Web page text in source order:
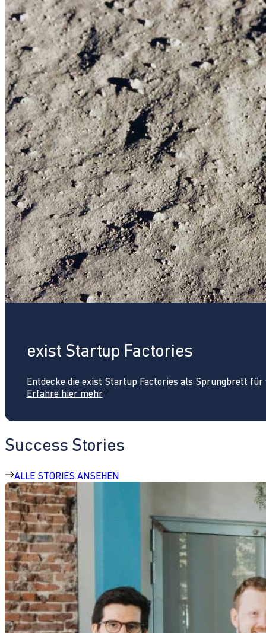
exist Startup Factories
Entdecke die exist Startup Factories als Sprungbrett
Erfahre hier mehr
Success Stories
ALLE STORIES ANSEHEN